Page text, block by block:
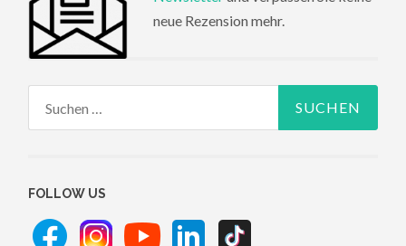
neue Rezension mehr.
FOLLOW US